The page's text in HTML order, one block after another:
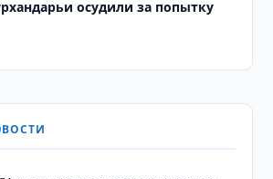
осудили за попытку